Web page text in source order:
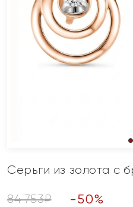
Серьги из золота с
84 753₽ -50%